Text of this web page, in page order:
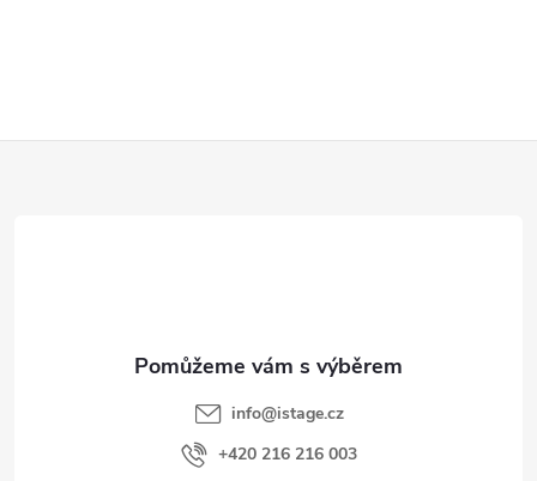
info@istage.cz
+420 216 216 003